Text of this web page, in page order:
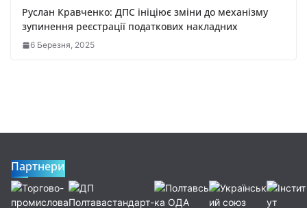
Руслан Кравченко: ДПС ініціює зміни до механізму
зупинення реєстрації податкових накладних
6 Березня, 2025
Партнери